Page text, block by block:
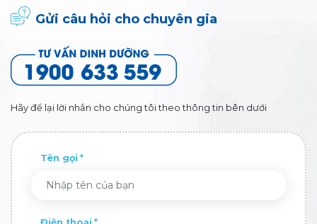
Gửi câu hỏi cho chuyên gia
Hãy để lại lời nhắn cho chúng tôi theo thông tin bên dưới
Tên gọi